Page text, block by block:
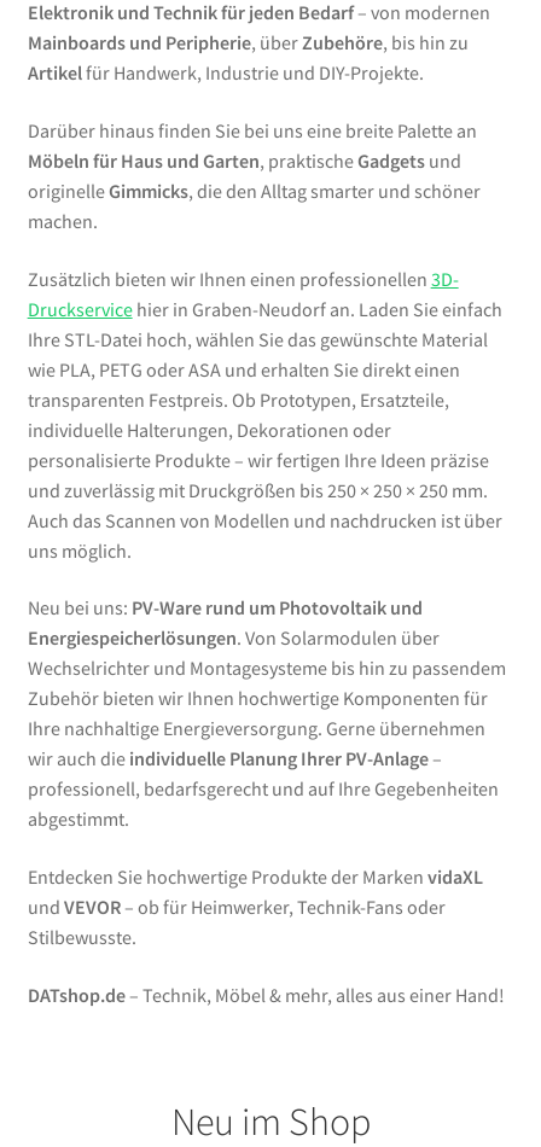
Elektronik und Technik für jeden Bedarf– von modernen
Mainboards und Peripherie, überZubehöre, bis hin zu
Artikelfür Handwerk, Industrie und DIY-Projekte.
Darüber hinaus finden Sie bei uns eine breite Palette an
Möbeln für Haus und Garten, praktischeGadgetsund
originelleGimmicks, die den Alltag smarter und schöner
machen.
Zusätzlich bieten wir Ihnen einen professionellen 3D-
Druckservicehier in Graben-Neudorf an. Laden Sie einfach
Ihre STL-Datei hoch, wählen Sie das gewünschte Material
wie PLA, PETG oder ASA und erhalten Sie direkt einen
transparenten Festpreis. Ob Prototypen, Ersatzteile,
individuelle Halterungen, Dekorationen oder
personalisierte Produkte – wir fertigen Ihre Ideen präzise
und zuverlässig mit Druckgrößen bis 250 × 250 × 250 mm.
Auch das Scannen von Modellen und nachdrucken ist über
uns möglich.
Neu bei uns: PV-Ware rund um Photovoltaik und
Energiespeicherlösungen. Von Solarmodulen über
Wechselrichter und Montagesysteme bis hin zu passendem
Zubehör bieten wir Ihnen hochwertige Komponenten für
Ihre nachhaltige Energieversorgung. Gerne übernehmen
wir auch die individuelle Planung Ihrer PV-Anlage–
professionell, bedarfsgerecht und auf Ihre Gegebenheiten
abgestimmt.
Entdecken Sie hochwertige Produkte der Marken vidaXL
und VEVOR– ob für Heimwerker, Technik-Fans oder
Stilbewusste.
DATshop.de– Technik, Möbel & mehr, alles aus einer Hand!
Neu im Shop